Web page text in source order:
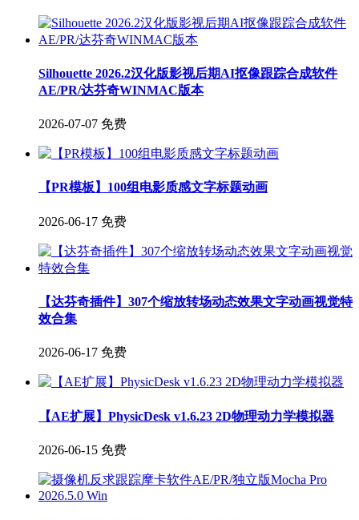
Silhouette 2026.2汉化版影视后期AI抠像跟踪合成软件
AE/PR/达芬奇WINMAC版本
2026-07-07 免费
【PR模板】100组电影质感文字标题动画
2026-06-17 免费
【达芬奇插件】307个缩放转场动态效果文字动画视觉特
效合集
2026-06-17 免费
【AE扩展】PhysicDesk v1.6.23 2D物理动力学模拟器
2026-06-15 免费